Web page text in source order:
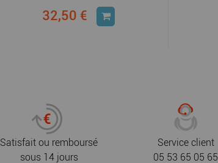
32,50 €
Satisfait ou remboursé
sous 14 jours
Service client
05 53 65 05 65